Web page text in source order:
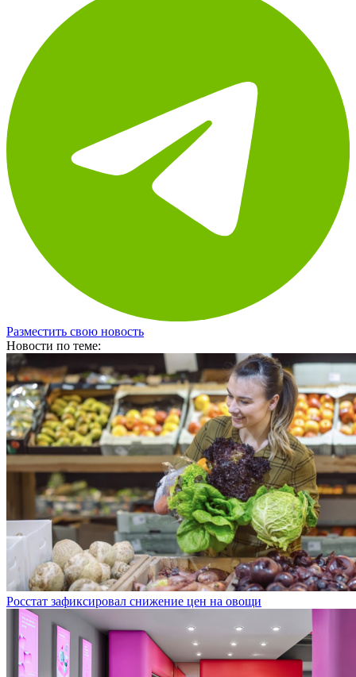
Разместить свою новость
Новости по теме:
Росстат зафиксировал снижение цен на овощи